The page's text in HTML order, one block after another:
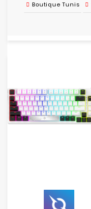
Boutique Tunis